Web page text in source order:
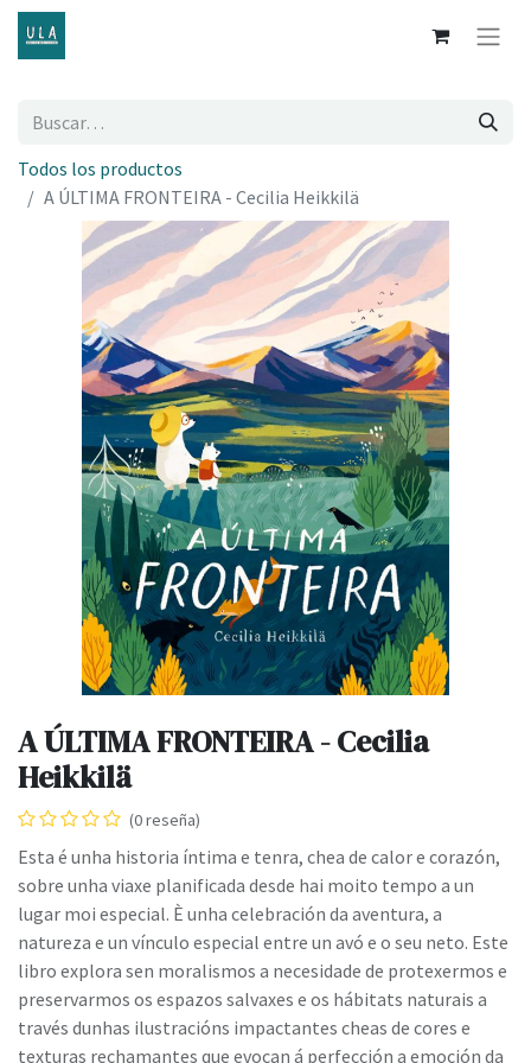
Todos los productos
A ÚLTIMA FRONTEIRA - Cecilia Heikkilä
A ÚLTIMA FRONTEIRA - Cecilia
Heikkilä
(0 reseña)
Esta é unha historia íntima e tenra, chea de calor e corazón,
sobre unha viaxe planificada desde hai moito tempo a un
lugar moi especial. È unha celebración da aventura, a
natureza e un vínculo especial entre un avó e o seu neto. Este
libro explora sen moralismos a necesidade de protexermos e
preservarmos os espazos salvaxes e os hábitats naturais a
través dunhas ilustracións impactantes cheas de cores e
texturas rechamantes que evocan á perfección a emoción da